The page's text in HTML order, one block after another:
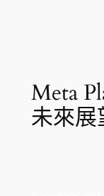
Meta
未來展